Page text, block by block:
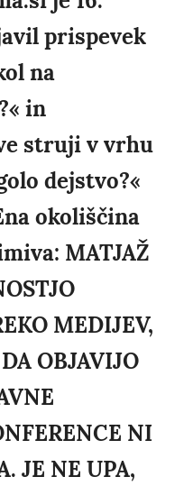
prispevek
na
in
struji v vrhu
dejstvo?«
okoliščina
MATJAŽ
MEDIJEV,
OBJAVIJO
NI
JE NE UPA,